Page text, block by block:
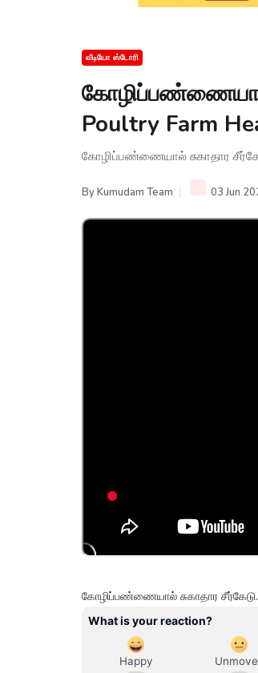
வீடியோ ஸ்டோரி
கோழிப்பண்ணையால்
Poultry Farm
கோழிப்பண்ணையால் சுகாதார
ByKumudam Team 03 Jun
கோழிப்பண்ணையால் சுகாதார